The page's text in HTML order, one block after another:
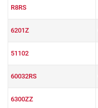
R8RS
6201Z
51102
60032RS
6300ZZ